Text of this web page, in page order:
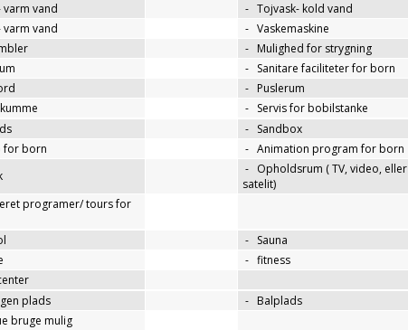
varm vand - Tojvask- kold vand
varm vand - Vaskemaskine
- Mulighed for strygning
- Sanitare faciliteter for born
- Puslerum
- Servis for bobilstanke
- Sandbox
for born - Animation program for born
- Opholdsrum ( TV, video, eller
satelit)
programer/ tours for
- Sauna
- fitness
plads - Balplads
bruge mulig